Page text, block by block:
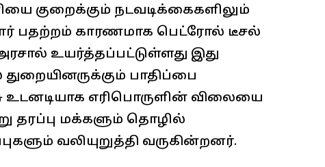
குறைக்கும் நடவடிக்கைகளிலும்
பதற்றம் காரணமாக பெட்ரோல் டீசல்
உயர்த்தப்பட்டுள்ளது இது
பாதிப்பை
உடனடியாக எரிபொருளின் விலையை
தரப்பு மக்களும் தொழில்
வலியுறுத்தி வருகின்றனர்.